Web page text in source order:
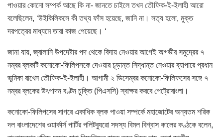
পাওয়ার কোনো সম্পর্ক আছে কি না- জানতে চাইলে তখন তৌফিক-ই-ইলাহী আরো
বলেছিলেন, ‘উইকিলিকসে কী তথ্য ফাঁস হয়েছে, জানি না। সত্য হলো, মুক্ত
দরপত্রের মাধ্যমে তারা কাজ পেয়েছে। ‘
জানা যায়, জ্বালানি উপদেষ্টার পদ থেকে বিদায় নেওয়ার আগেই অগভীর সমুদ্রের ৭
নম্বর ব্লকটি কনোকো-ফিলিপসকে দেওয়ার চূড়ান্ত সিদ্ধান্ত নেওয়ার ব্যাপারে প্রধান
ভূমিকা রাখেন তৌফিক-ই-ইলাহী। আগামী ২ ডিসেম্বর কনোকো-ফিলিফসের সঙ্গে ৭
নম্বর ব্লকের উৎপাদন বণ্টন চুক্তি (পিএসসি) স্বাক্ষর করবে পেট্রোবাংলা।
কনোকো-ফিলিপসের সাগরে একাধিক ব্লক পাওয়া সম্পর্কে মহাজোটের অন্যতম শরিক
দল বাংলাদেশের ওয়ার্কার্স পার্টির পলিটব্যুরো সদস্য বিমল বিশ্বাস কালের কণ্ঠকে বলেন,